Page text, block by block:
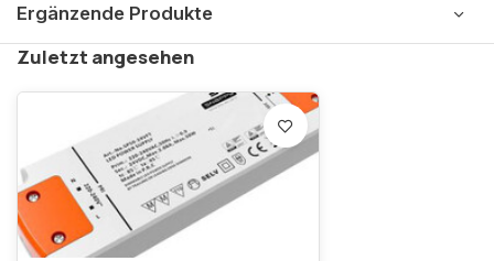
Ergänzende Produkte
Zuletzt angesehen